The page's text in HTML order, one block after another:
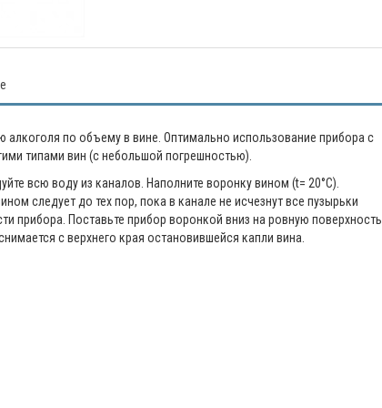
по объему в вине. Оптимально использование прибора с
типами вин (с небольшой погрешностью).
всю воду из каналов. Наполните воронку вином (t= 20°C).
следует до тех пор, пока в канале не исчезнут все пузырьки
прибора. Поставьте прибор воронкой вниз на ровную поверхность.
с верхнего края остановившейся капли вина.